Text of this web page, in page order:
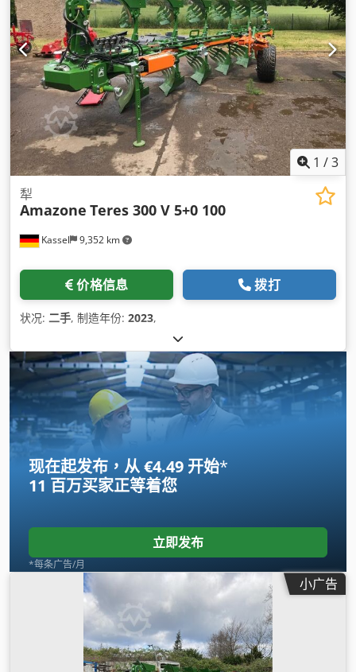
1 /3
Kassel 9,352 km
犁
Amazone Teres 300 V 5+0 100
价格信息 拨打
状况: 二手, 制造年份: 2023,
现在起发布，从 €4.49 开始*
11 百万买家正等着您
立即发布
*每条广告/月
小广告